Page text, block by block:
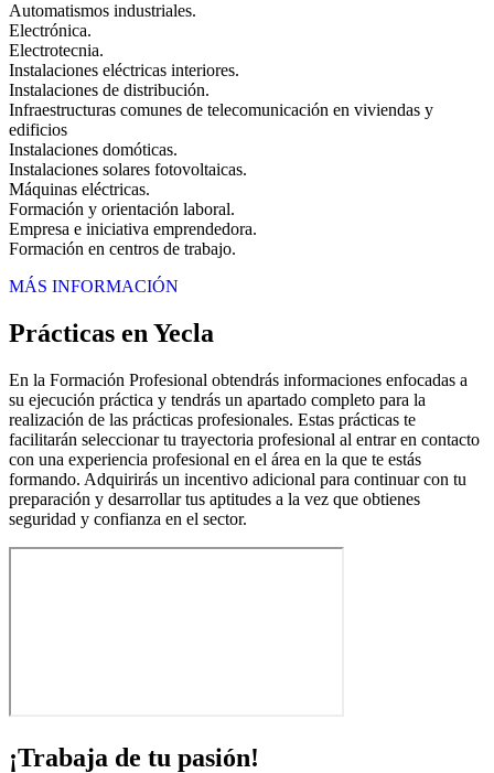
Automatismos industriales.
Electrónica.
Electrotecnia.
Instalaciones eléctricas interiores.
Instalaciones de distribución.
Infraestructuras comunes de telecomunicación en viviendas y
edificios
Instalaciones domóticas.
Instalaciones solares fotovoltaicas.
Máquinas eléctricas.
Formación y orientación laboral.
Empresa e iniciativa emprendedora.
Formación en centros de trabajo.
MÁS INFORMACIÓN
Prácticas en Yecla
En la Formación Profesional obtendrás informaciones enfocadas a
su ejecución práctica y tendrás un apartado completo para la
realización de las prácticas profesionales. Estas prácticas te
facilitarán seleccionar tu trayectoria profesional al entrar en contacto
con una experiencia profesional en el área en la que te estás
formando. Adquirirás un incentivo adicional para continuar con tu
preparación y desarrollar tus aptitudes a la vez que obtienes
seguridad y confianza en el sector.
¡Trabaja de tu pasión!